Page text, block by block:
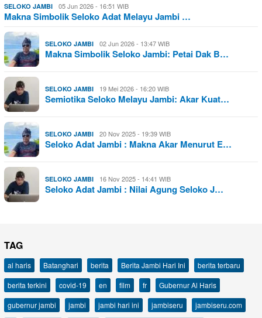
SELOKO JAMBI 05 Jun 2026 - 16:51 WIB
Makna Simbolik Seloko Adat Melayu Jambi …
SELOKO JAMBI 02 Jun 2026 - 13:47 WIB
Makna Simbolik Seloko Jambi: Petai Dak B…
SELOKO JAMBI 19 Mei 2026 - 16:20 WIB
Semiotika Seloko Melayu Jambi: Akar Kuat…
SELOKO JAMBI 20 Nov 2025 - 19:39 WIB
Seloko Adat Jambi : Makna Akar Menurut E…
SELOKO JAMBI 16 Nov 2025 - 14:41 WIB
Seloko Adat Jambi : Nilai Agung Seloko J…
TAG
al haris Batanghari berita Berita Jambi Hari Ini
berita terbaru
berita terkini
covid-19 en film fr
Gubernur Al Haris
gubernur jambi
jambi jambi hari ini jambiseru
jambiseru.com